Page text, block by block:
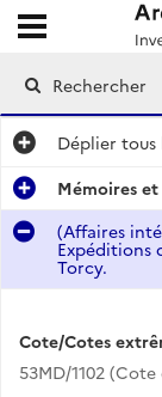
Archives
Ouvrir le menu
Déplier tous
Mémoires
(Affaires
Expéditions
Torcy.
Cote/Cotes
53MD/1102